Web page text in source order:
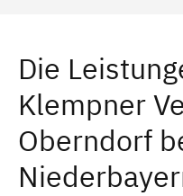
Die
Klempner
Oberndorf